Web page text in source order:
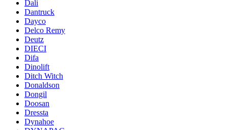
Dali
Dantruck
Dayco
Delco Remy
Deutz
DIECI
Difa
Dinolift
Ditch Witch
Donaldson
Dongil
Doosan
Dressta
Dynahoe